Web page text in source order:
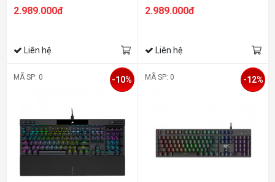
2.989.000đ
Liên hệ
2.989.000đ
Liên hệ
MÃ SP: 0 -10% MÃ SP: 0 -12%